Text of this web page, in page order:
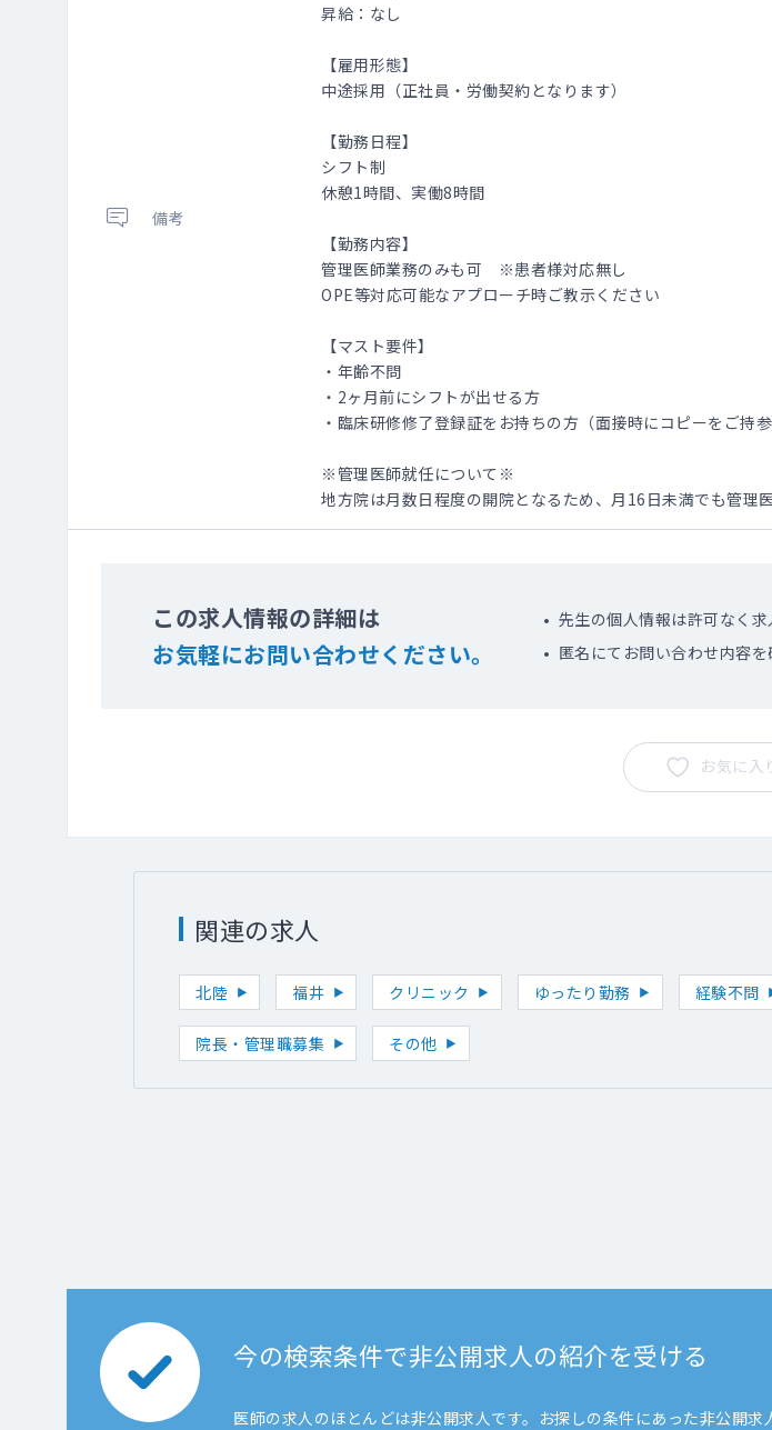
備考
昇給：なし
【雇用形態】
中途採用（正社員・労働契約となります）
【勤務日程】
シフト制
休憩1時間、実働8時間
【勤務内容】
管理医師業務のみも可 ※患者様対応無し
OPE等対応可能なアプローチ時ご教示ください
【マスト要件】
・年齢不問
・2ヶ月前にシフトが出せる方
・臨床研修修了登録証をお持ちの方（面接時にコピーをご
※管理医師就任について※
地方院は月数日程度の開院となるため、月16日未満でも管理
この求人情報の詳細は
お気軽にお問い合わせください。
先生の個人情報は許可なく求
匿名にてお問い合わせ内容を
お気に入
関連の求人
北陸 福井 クリニック ゆったり勤務 経験不問
院長・管理職募集 その他
今の検索条件で非公開求人の紹介を受ける
医師の求人のほとんどは非公開求人です。お探しの条件にあった非公開求